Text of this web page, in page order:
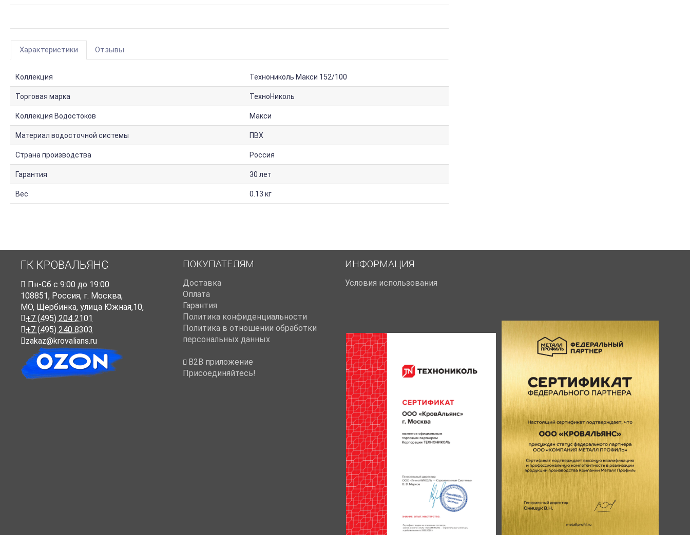
Характеристики Отзывы
Коллекция Технониколь Макси 152/100
Торговая марка ТехноНиколь
Коллекция Водостоков Макси
Материал водосточной системы ПВХ
Страна производства Россия
Гарантия 30 лет
Вес 0.13 кг
ГК КРОВАЛЬЯНС
Пн-Cб с 9:00 до 19:00
108851, Россия, г. Москва,
МО, Щербинка, улица Южная,10,
+7 (495) 204 2101
+7 (495) 240 8303
zakaz@krovalians.ru
ПОКУПАТЕЛЯМ
Доставка
Оплата
Гарантия
Политика конфиденциальности
Политика в отношении обработки
персональных данных
B2B приложение
Присоединяйтесь!
ИНФОРМАЦИЯ
Условия использования